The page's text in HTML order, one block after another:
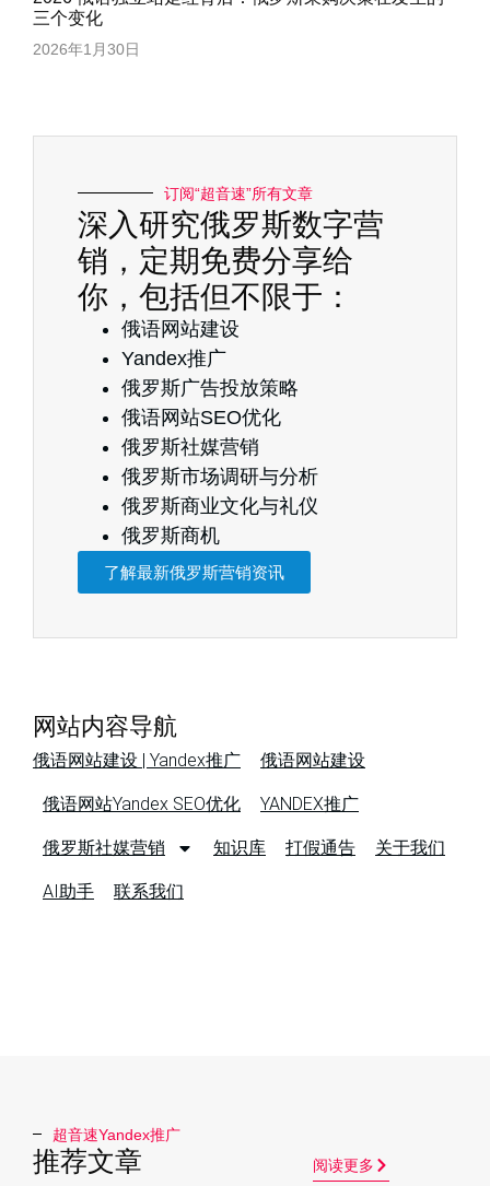
三个变化
2026年1月30日
订阅“超音速”所有文章
深入研究俄罗斯数字营
销，定期免费分享给
你，包括但不限于：
俄语网站建设
Yandex推广
俄罗斯广告投放策略
俄语网站SEO优化
俄罗斯社媒营销
俄罗斯市场调研与分析
俄罗斯商业文化与礼仪
俄罗斯商机
了解最新俄罗斯营销资讯
网站内容导航
俄语网站建设 | Yandex推广 俄语网站建设
俄语网站Yandex SEO优化 YANDEX推广
俄罗斯社媒营销 知识库 打假通告 关于我们
AI助手 联系我们
超音速Yandex推广​
推荐文章 阅读更多